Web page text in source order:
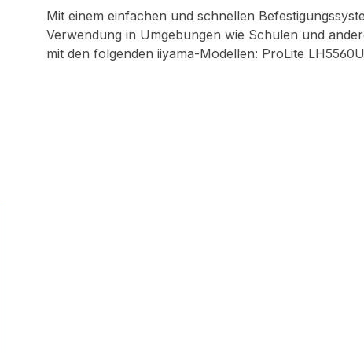
Mit einem einfachen und schnellen
Verwendung in Umgebungen wie Schulen und
mit den folgenden iiyama-Modellen: ProLite